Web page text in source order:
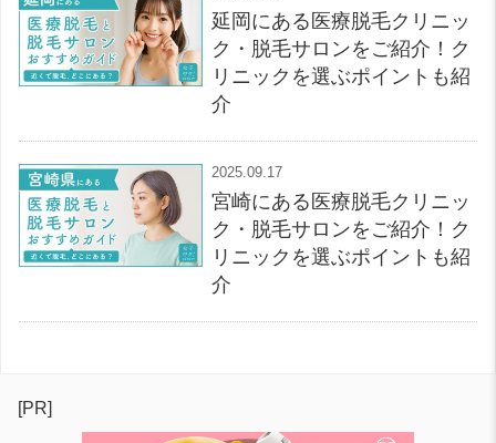
延岡にある医療脱毛クリニッ
ク・脱毛サロンをご紹介！ク
リニックを選ぶポイントも紹
介
2025.09.17
宮崎にある医療脱毛クリニッ
ク・脱毛サロンをご紹介！ク
リニックを選ぶポイントも紹
介
[PR]